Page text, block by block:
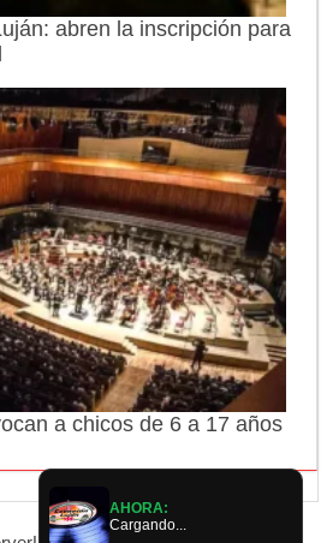
abren la inscripción para
a chicos de 6 a 17 años
AHORA:
Cargando...